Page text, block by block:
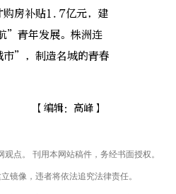
房补贴1.7亿元，建
”青年发展。株洲连
”，制造名城的青春
【编辑：高峰】
点。 刊用本网站稿件，务经书面授权。
镜像，违者将依法追究法律责任。